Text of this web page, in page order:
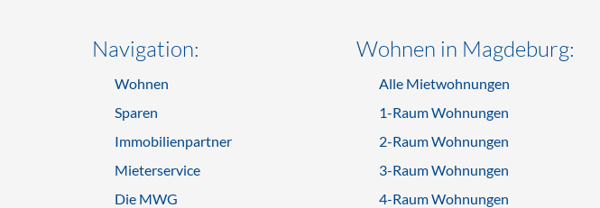
Navigation:
Wohnen
Sparen
Immobilienpartner
Mieterservice
Die MWG
Wohnen in Magdeburg:
Alle Mietwohnungen
1-Raum Wohnungen
2-Raum Wohnungen
3-Raum Wohnungen
4-Raum Wohnungen